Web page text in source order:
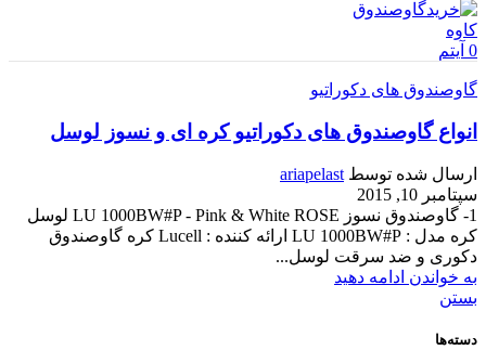
0 آیتم
گاوصندوق های دکوراتیو
انواع گاوصندوق های دکوراتیو کره ای و نسوز لوسل
ارسال شده توسط ariapelast
سپتامبر 10, 2015
1- گاوصندوق نسوز LU 1000BW#P - Pink & White ROSE لوسل
کره مدل : LU 1000BW#P ارائه كننده : Lucell کره گاوصندوق
دکوری و ضد سرقت لوسل...
به خواندن ادامه دهید
بستن
دسته‌ها